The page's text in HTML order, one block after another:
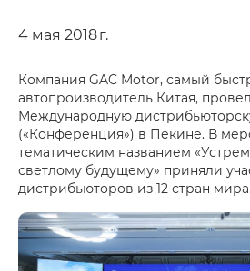
4 мая 2018 г.
Компания GAC Motor, самый
автопроизводитель Китая,
Международную
(«Конференция») в Пекине. В
тематическим названием
светлому будущему» приняли
дистрибьюторов из 12 стран мира.